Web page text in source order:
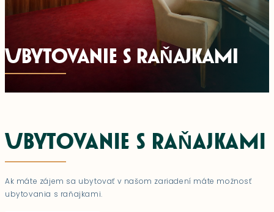
UBYTOVANIE S RAŇAJKAMI
UBYTOVANIE S RAŇAJKAMI
Ak máte zájem sa ubytovať v našom zariadení máte možnosť
ubytovania s raňajkami.